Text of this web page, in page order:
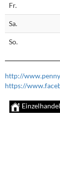
Fr.
Sa.
So.
http://
https://
Einzelhandel